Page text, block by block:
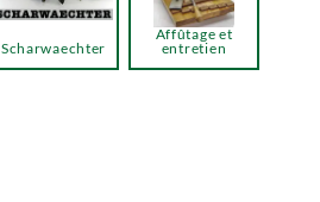
Scharwaechter
Affûtage et
entretien